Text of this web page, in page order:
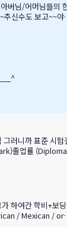
버님/어머님들의
신수도 보고~~야
지 않아서 아쉬웠지
mark difference)
하여간 학비+보
/ Mexican /